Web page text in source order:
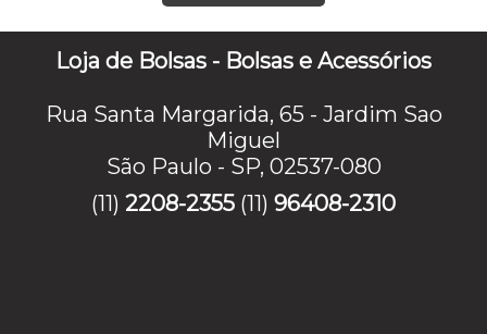
Loja de Bolsas - Bolsas e Acessórios
Rua Santa Margarida, 65 - Jardim Sao
Miguel
São Paulo - SP, 02537-080
(11) 2208-2355 (11) 96408-2310